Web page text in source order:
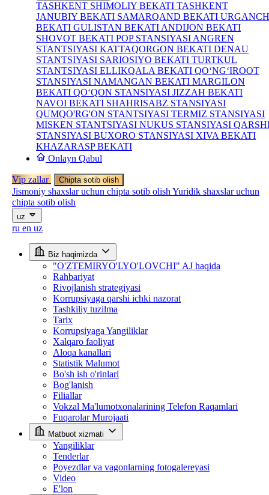
TASHKENT SHIMOLIY BEKATI TASHKENT
JANUBIY BEKATI SAMARQAND BEKATI URGANCH
BEKATI GULISTAN BEKATI ANDIJON BEKATI
SHOVOT BEKATI POP STANSIYASI ANGREN
STANTSIYASI KATTAQORGON BEKATI DENAU
STANTSIYASI SARIOSIYO BEKATI TURTKUL
STANTSIYASI ELLIKQALA BEKATI QO‘NG‘IROOT
STANSIYASI NAMANGAN BEKATI MARGILON
BEKATI QO‘QON STANSIYASI JIZZAH BEKATI
NAVOI BEKATI SHAHRISABZ STANSIYASI
QUMQO'RG'ON STANTSIYASI TERMIZ STANSIYASI
MISKEN STANTSIYASI NUKUS STANSIYASI
STANSIYASI BUXORO STANSIYASI XIVA BEKATI
KHAZARASP BEKATI
Onlayn Qabul
Vip zallar Chipta sotib olish
Jismoniy shaxslar uchun chipta sotib olish Yuridik shaxslar uchun
chipta sotib olish
uz
ru en uz
Biz haqimizda
"O'ZTEMIRYO'LYO'LOVCHI" AJ haqida
Rahbariyat
Rivojlanish strategiyasi
Korrupsiyaga qarshi ichki nazorat
Tashkiliy tuzilma
Tarix
Korrupsiyaga Yangiliklar
Xalqaro faoliyat
Aloqa kanallari
Statistik Malumot
Bo'sh ish o'rinlari
Bog'lanish
Filiallar
Vokzal Ma'lumotxonalarining Telefon Raqamlari
Fuqarolar Murojaati
Matbuot xizmati
Yangiliklar
Tenderlar
Poyezdlar va vagonlarning fotogalereyasi
Video
E'lon